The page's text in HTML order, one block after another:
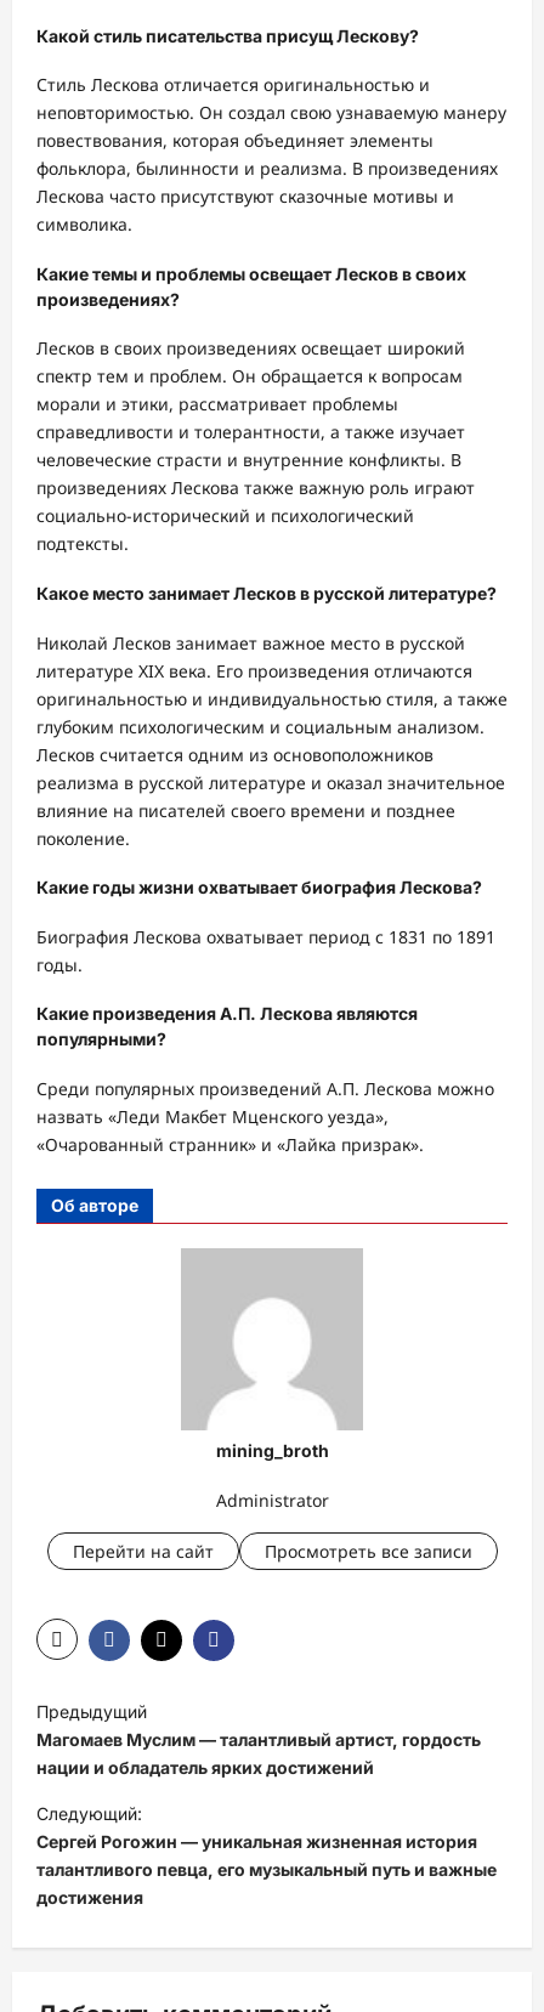
Какой стиль писательства присущ Лескову?
Стиль Лескова отличается оригинальностью и
неповторимостью. Он создал свою узнаваемую манеру
повествования, которая объединяет элементы
фольклора, былинности и реализма. В произведениях
Лескова часто присутствуют сказочные мотивы и
символика.
Какие темы и проблемы освещает Лесков в своих
произведениях?
Лесков в своих произведениях освещает широкий
спектр тем и проблем. Он обращается к вопросам
морали и этики, рассматривает проблемы
справедливости и толерантности, а также изучает
человеческие страсти и внутренние конфликты. В
произведениях Лескова также важную роль играют
социально-исторический и психологический
подтексты.
Какое место занимает Лесков в русской литературе?
Николай Лесков занимает важное место в русской
литературе XIX века. Его произведения отличаются
оригинальностью и индивидуальностью стиля, а также
глубоким психологическим и социальным анализом.
Лесков считается одним из основоположников
реализма в русской литературе и оказал значительное
влияние на писателей своего времени и позднее
поколение.
Какие годы жизни охватывает биография Лескова?
Биография Лескова охватывает период с 1831 по 1891
годы.
Какие произведения А.П. Лескова являются
популярными?
Среди популярных произведений А.П. Лескова можно
назвать «Леди Макбет Мценского уезда»,
«Очарованный странник» и «Лайка призрак».
Об авторе
mining_broth
Administrator
Перейти на сайт Просмотреть все записи
а
в
и
г
а
я
Предыдущий
Магомаев Муслим — талантливый артист, гордость
нации и обладатель ярких достижений
Следующий:
Сергей Рогожин — уникальная жизненная история
талантливого певца, его музыкальный путь и важные
достижения